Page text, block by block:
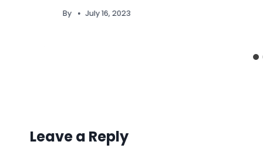
By July 16, 2023
Leave a Reply